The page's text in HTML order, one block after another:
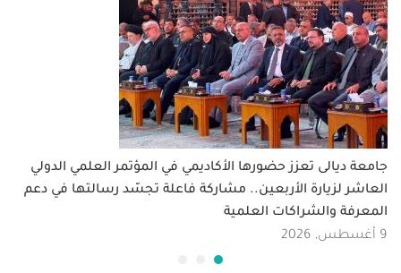
جامعة ديالى تعزز حضورها الأكاديمي في المؤتمر العلمي الدولي
العاشر لزيارة الأربعين.. مشاركة فاعلة تجسّد رسالتها في دعم
المعرفة والشراكات العلمية
9 أغسطس, 2026